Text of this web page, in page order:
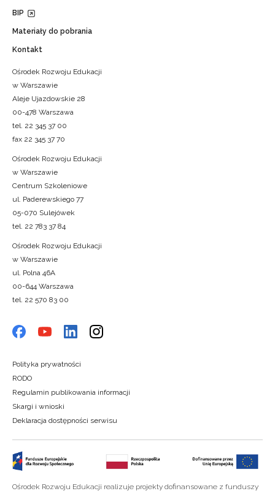
BIP
Materiały do pobrania
Kontakt
Ośrodek Rozwoju Edukacji
w Warszawie
Aleje Ujazdowskie 28
00-478 Warszawa
tel. 22 345 37 00
fax 22 345 37 70
Ośrodek Rozwoju Edukacji
w Warszawie
Centrum Szkoleniowe
ul. Paderewskiego 77
05-070 Sulejówek
tel. 22 783 37 84
Ośrodek Rozwoju Edukacji
w Warszawie
ul. Polna 46A
00-644 Warszawa
tel. 22 570 83 00
Polityka prywatności
RODO
Regulamin publikowania informacji
Skargi i wnioski
Deklaracja dostępności serwisu
Ośrodek Rozwoju Edukacji realizuje projekty dofinansowane z funduszy